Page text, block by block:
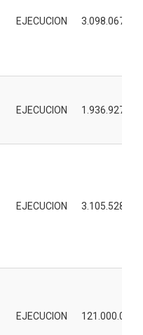
EJECUCION 3.098.067.000
EJECUCION 1.936.927.000
EJECUCION 3.105.528.000
EJECUCION 121.000.000